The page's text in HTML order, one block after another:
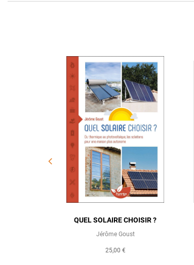
QUEL SOLAIRE CHOISIR ?
Jérôme Goust
25,00 €